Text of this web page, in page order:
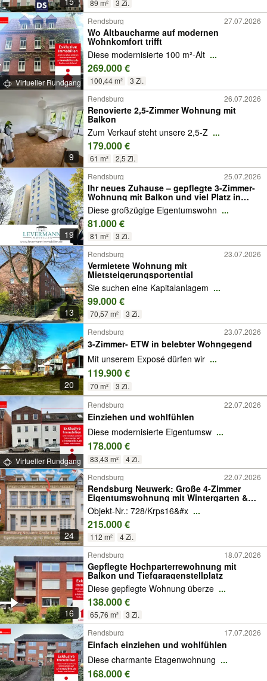
89 m² 3 Zi.
Virtueller Rundgang
Rendsburg 27.07.2026
Wo Altbaucharme auf modernen
Wohnkomfort trifft
Diese modernisierte 100 m²-Alt ...
269.000 €
100,44 m² 3 Zi.
9
Rendsburg 26.07.2026
Renovierte 2,5-Zimmer Wohnung mit
Balkon
Zum Verkauf steht unsere 2,5-Z ...
179.000 €
61 m² 2,5 Zi.
19
Rendsburg 25.07.2026
Ihr neues Zuhause – gepflegte 3-Zimmer-
Wohnung mit Balkon und viel Platz in
Rendsburg
Diese großzügige Eigentumswohn ...
81.000 €
81 m² 3 Zi.
13
Rendsburg 23.07.2026
Vermietete Wohnung mit
Mietsteigerungsportential
Sie suchen eine Kapitalanlagem ...
99.000 €
70,57 m² 3 Zi.
20
Rendsburg 23.07.2026
3-Zimmer- ETW in belebter Wohngegend
Mit unserem Exposé dürfen wir ...
119.900 €
70 m² 3 Zi.
Virtueller Rundgang
Rendsburg 22.07.2026
Einziehen und wohlfühlen
Diese modernisierte Eigentumsw ...
178.000 €
83,43 m² 4 Zi.
24
Rendsburg 22.07.2026
Rendsburg Neuwerk: Große 4-Zimmer
Eigentumswohnung mit Wintergarten &
Balkon
Objekt-Nr.: 728/Krps16&#x ...
215.000 €
112 m² 4 Zi.
16
Rendsburg 18.07.2026
Gepflegte Hochparterrewohnung mit
Balkon und Tiefgaragenstellplatz
Diese gepflegte Wohnung überze ...
138.000 €
65,76 m² 3 Zi.
Rendsburg 17.07.2026
Einfach einziehen und wohlfühlen
Diese charmante Etagenwohnung ...
168.000 €